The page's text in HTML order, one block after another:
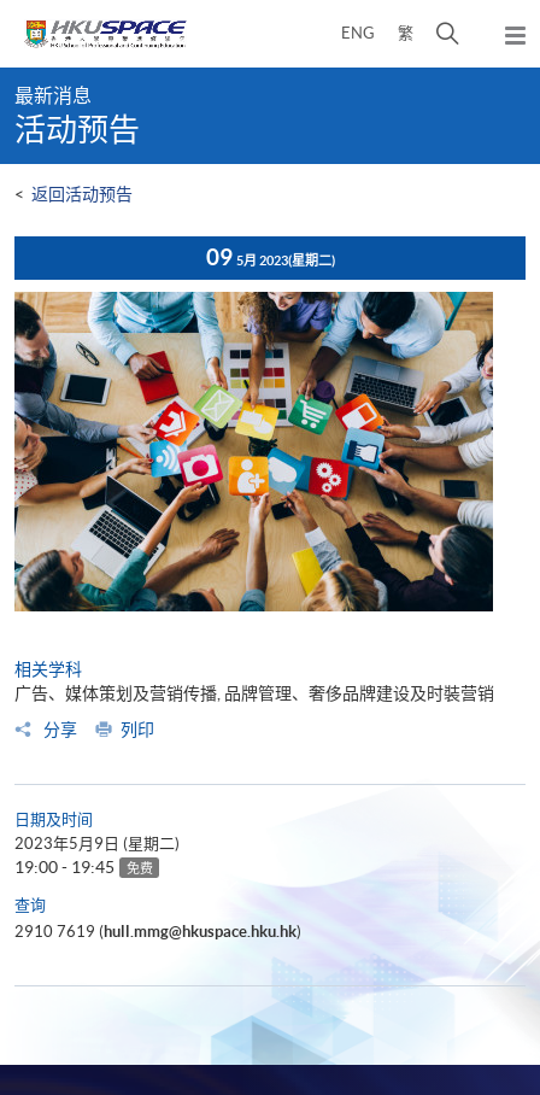
content
ENG 繁
开
弹
出
content
start
最新消息
活动预告
< 返回活动预告
09 5月 2023(星期二)
相关学科
广告、媒体策划及营销传播, 品牌管理、奢侈品牌建设及时裝营销
分享
列印
日期及时间
2023年5月9日 (星期二)
19:00 - 19:45 免费
查询
2910 7619 (hull.mmg@hkuspace.hku.hk)